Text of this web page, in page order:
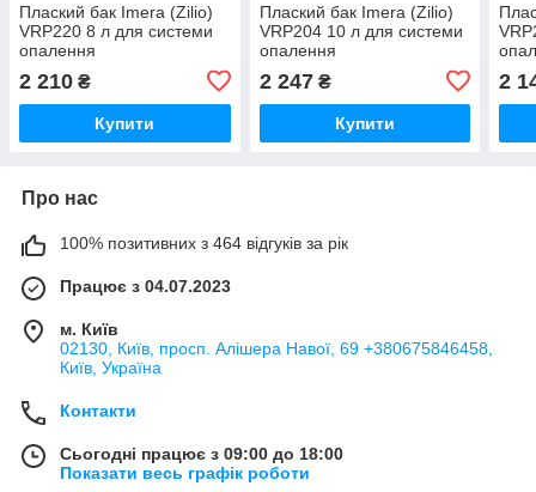
Плаский бак Imera (Zilio)
VRP220 8 л для системи
опалення
2 210 ₴
Купити
Плаский бак Imera (Zilio)
VRP204 10 л для системи
опалення
2 247₴
Купити
2
Про нас
100% позитивних з 464 відгуків за рік
Працює з 04.07.2023
м. Київ
02130, Київ, просп. Алішера Навої, 69 +380675846458,
Київ, Україна
Контакти
Сьогодні працює з 09:00 до 18:00
Показати весь графік роботи